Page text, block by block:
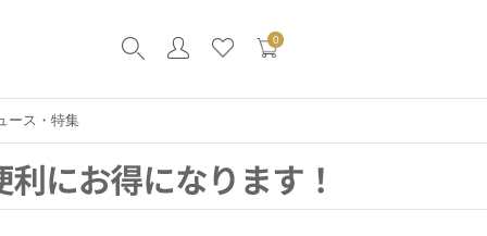
0
ース・特集